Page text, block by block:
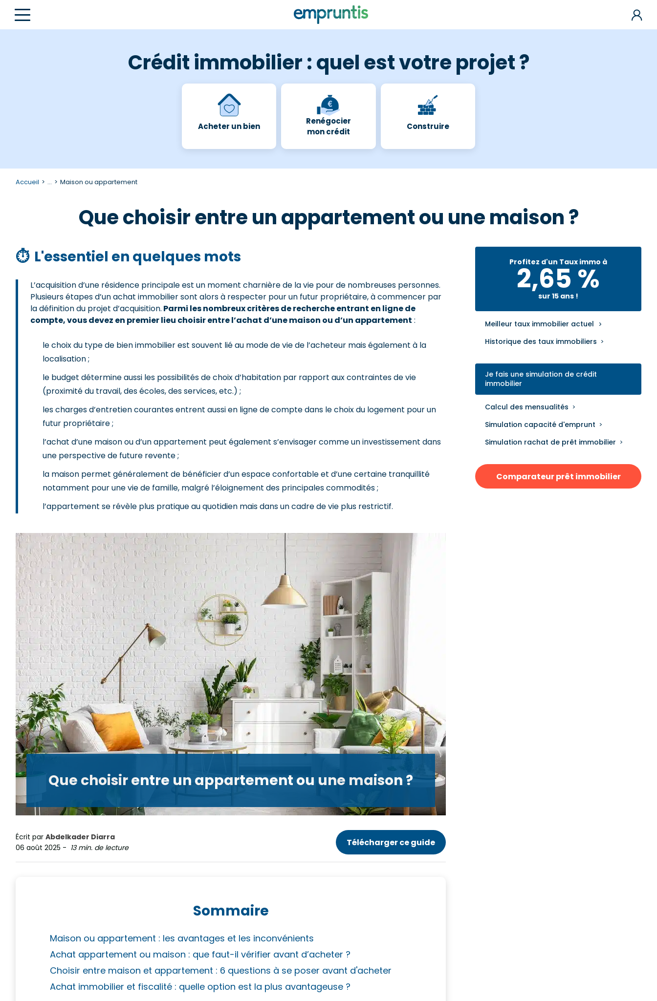
Crédit immobilier : quel est votre projet ?
Acheter un bien
Renégocier
mon crédit
Construire
Accueil ... Maison ou appartement
Que choisir entre un appartement ou une maison ?
⏱ L'essentiel en quelques mots
L’acquisition d’une résidence principale est un moment charnière de la vie pour de nombreuses personnes.
Plusieurs étapes d’un achat immobilier sont alors à respecter pour un futur propriétaire, à commencer par
la définition du projet d’acquisition. Parmi les nombreux critères de recherche entrant en ligne de
compte, vous devez en premier lieu choisir entre l’achat d’une maison ou d’un appartement :
le choix du type de bien immobilier est souvent lié au mode de vie de l’acheteur mais également à la
localisation ;
le budget détermine aussi les possibilités de choix d’habitation par rapport aux contraintes de vie
(proximité du travail, des écoles, des services, etc.) ;
les charges d’entretien courantes entrent aussi en ligne de compte dans le choix du logement pour un
futur propriétaire ;
l’achat d’une maison ou d’un appartement peut également s’envisager comme un investissement dans
une perspective de future revente ;
la maison permet généralement de bénéficier d’un espace confortable et d’une certaine tranquillité
notamment pour une vie de famille, malgré l’éloignement des principales commodités ;
l’appartement se révèle plus pratique au quotidien mais dans un cadre de vie plus restrictif.
Que choisir entre un appartement ou une maison ?
Écrit par Abdelkader Diarra
06 août 2025 - 13 min. de lecture Télécharger ce guide
Sommaire
Maison ou appartement : les avantages et les inconvénients
Achat appartement ou maison : que faut-il vérifier avant d’acheter ?
Choisir entre maison et appartement : 6 questions à se poser avant d'acheter
Achat immobilier et fiscalité : quelle option est la plus avantageuse ?
Profitez d'un Taux immo à
2,65 %
sur 15 ans !
Meilleur taux immobilier actuel
Historique des taux immobiliers
Je fais une simulation de crédit
immobilier
Calcul des mensualités
Simulation capacité d'emprunt
Simulation rachat de prêt immobilier
Comparateur prêt immobilier